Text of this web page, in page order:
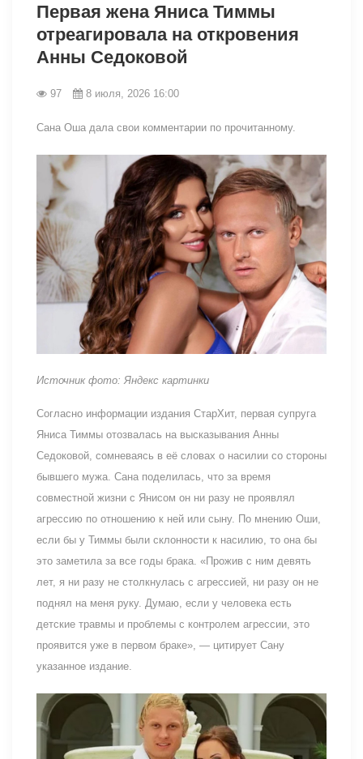
Первая жена Яниса Тиммы
отреагировала на откровения
Анны Седоковой
97 8 июля, 2026 16:00
Сана Оша дала свои комментарии по прочитанному.
Источник фото: Яндекс картинки
Согласно информации издания СтарХит, первая супруга
Яниса Тиммы отозвалась на высказывания Анны
Седоковой, сомневаясь в её словах о насилии со стороны
бывшего мужа. Сана поделилась, что за время
совместной жизни с Янисом он ни разу не проявлял
агрессию по отношению к ней или сыну. По мнению Оши,
если бы у Тиммы были склонности к насилию, то она бы
это заметила за все годы брака. «Прожив с ним девять
лет, я ни разу не столкнулась с агрессией, ни разу он не
поднял на меня руку. Думаю, если у человека есть
детские травмы и проблемы с контролем агрессии, это
проявится уже в первом браке», — цитирует Сану
указанное издание.